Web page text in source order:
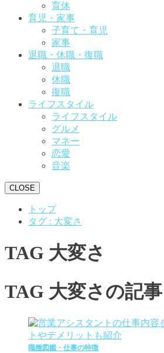
育休
育児・家事
子育て・育児
家事
退職・休職・復職
退職
休職
復職
ライフスタイル
ライフスタイル
グルメ
マネー
恋愛
音楽
CLOSE
トップ
タグ : 大変さ
TAG 大変さ
TAG 大変さの記事
職種図鑑・仕事の特徴